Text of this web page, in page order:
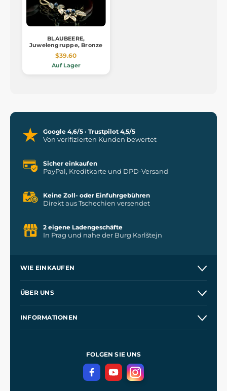
BLAUBEERE,
Juwelengruppe, Bronze
$39.60
Auf Lager
Google 4,6/5 · Trustpilot 4,5/5
Von verifizierten Kunden bewertet
Sicher einkaufen
PayPal, Kreditkarte und DPD-Versand
Keine Zoll- oder Einfuhrgebühren
Direkt aus Tschechien versendet
2 eigene Ladengeschäfte
In Prag und nahe der Burg Karlštejn
WIE EINKAUFEN
Kontakt
ÜBER UNS
INFORMATIONEN
DatenschutzerklärungFOLGEN SIE UNS